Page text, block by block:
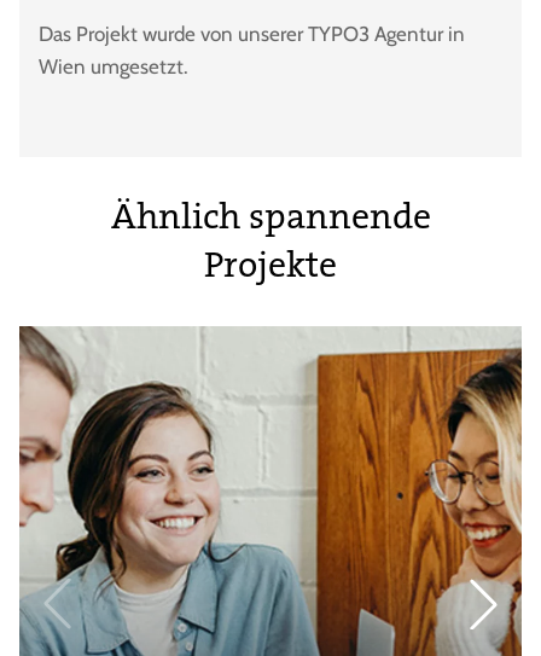
Das Projekt wurde von unserer TYPO3 Agentur in
Wien umgesetzt.
Ähnlich spannende
Projekte